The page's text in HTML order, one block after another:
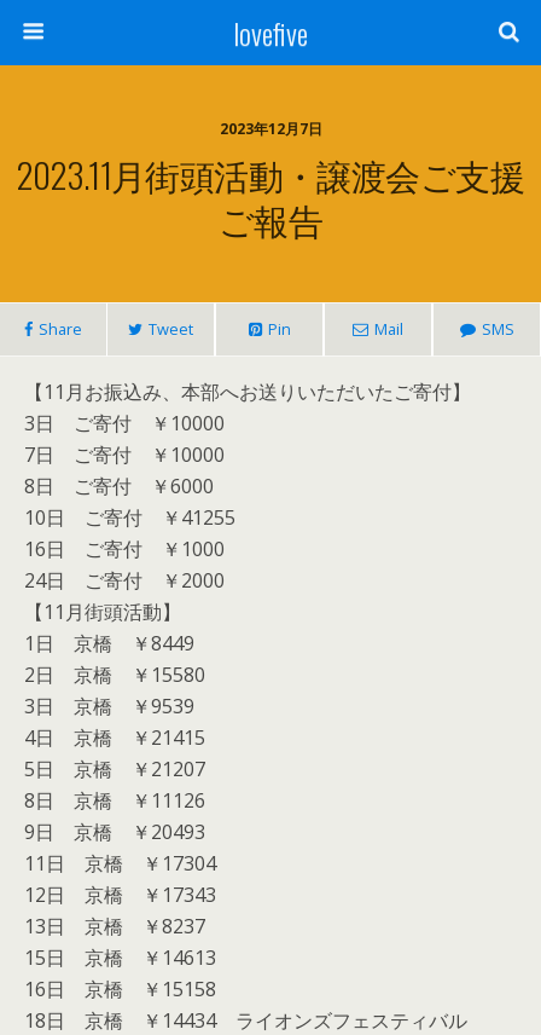
lovefive
2023年12月7日
2023.11月街頭活動・譲渡会ご支援
ご報告
Share Tweet Pin Mail SMS
【11月お振込み、本部へお送りいただいたご寄付】
3日 ご寄付 ￥10000
7日 ご寄付 ￥10000
8日 ご寄付 ￥6000
10日 ご寄付 ￥41255
16日 ご寄付 ￥1000
24日 ご寄付 ￥2000
【11月街頭活動】
1日 京橋 ￥8449
2日 京橋 ￥15580
3日 京橋 ￥9539
4日 京橋 ￥21415
5日 京橋 ￥21207
8日 京橋 ￥11126
9日 京橋 ￥20493
11日 京橋 ￥17304
12日 京橋 ￥17343
13日 京橋 ￥8237
15日 京橋 ￥14613
16日 京橋 ￥15158
18日 京橋 ￥14434 ライオンズフェスティバル